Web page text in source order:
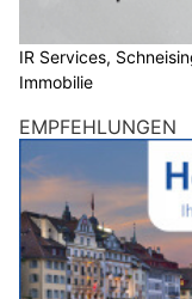
IR Services,
Immobilie
EMPFEHLUNGEN